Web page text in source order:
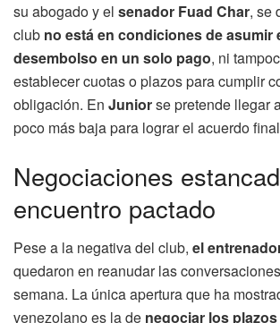
su abogado y el senador Fuad Char, se
club no está en condiciones de asumir
desembolso en un solo pago, ni
establecer cuotas o plazos para cumplir
obligación. En Juniorse pretende llegar
poco más baja para lograr el acuerdo
Negociaciones
encuentro pactado
Pese a la negativa del club, el
quedaron en reanudar las
semana. La única apertura que ha
venezolano es la de negociar los